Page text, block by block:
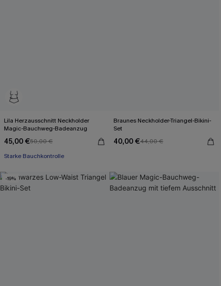
Lila Herzausschnitt Neckholder
Magic-Bauchweg-Badeanzug
45,00 €50,00 €
Starke Bauchkontrolle
Braunes Neckholder-Triangel-Bikini-
Set
40,00 €44,00 €
-19%